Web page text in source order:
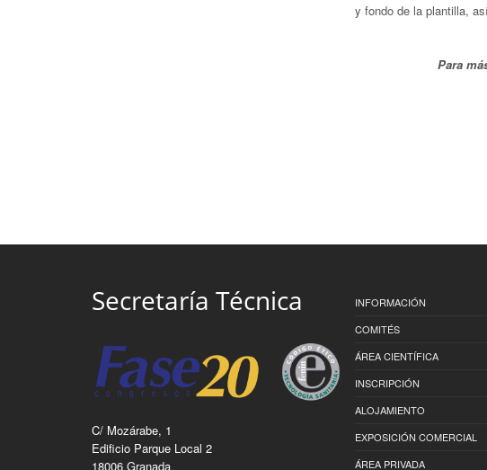
y fondo de la plantilla,
Para
Secretaría Técnica
C/ Mozárabe, 1
Edificio Parque Local 2
18006 Granada
INFORMACIÓN
COMITÉS
ÁREA CIENTÍFICA
INSCRIPCIÓN
ALOJAMIENTO
EXPOSICIÓN COMERCIAL
ÁREA PRIVADA